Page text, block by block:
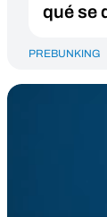
qué se
PREBUNKING